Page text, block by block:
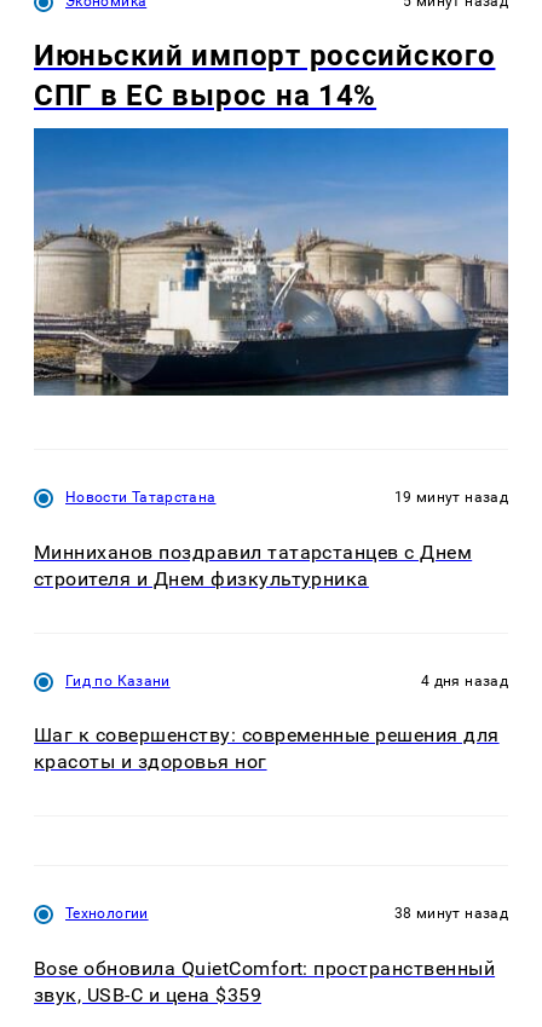
Июньский импорт российского
СПГ в ЕС вырос на 14%
Новости Татарстана 19 минут назад
Минниханов поздравил татарстанцев с Днем
строителя и Днем физкультурника
Гид по Казани 4 дня назад
Шаг к совершенству: современные решения для
красоты и здоровья ног
Технологии 38 минут назад
Bose обновила QuietComfort: пространственный
звук, USB-C и цена $359